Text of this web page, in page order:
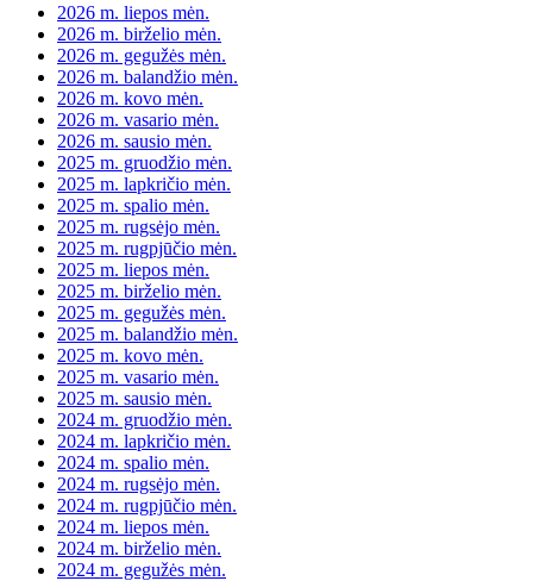
2026 m. liepos mėn.
2026 m. birželio mėn.
2026 m. gegužės mėn.
2026 m. balandžio mėn.
2026 m. kovo mėn.
2026 m. vasario mėn.
2026 m. sausio mėn.
2025 m. gruodžio mėn.
2025 m. lapkričio mėn.
2025 m. spalio mėn.
2025 m. rugsėjo mėn.
2025 m. rugpjūčio mėn.
2025 m. liepos mėn.
2025 m. birželio mėn.
2025 m. gegužės mėn.
2025 m. balandžio mėn.
2025 m. kovo mėn.
2025 m. vasario mėn.
2025 m. sausio mėn.
2024 m. gruodžio mėn.
2024 m. lapkričio mėn.
2024 m. spalio mėn.
2024 m. rugsėjo mėn.
2024 m. rugpjūčio mėn.
2024 m. liepos mėn.
2024 m. birželio mėn.
2024 m. gegužės mėn.